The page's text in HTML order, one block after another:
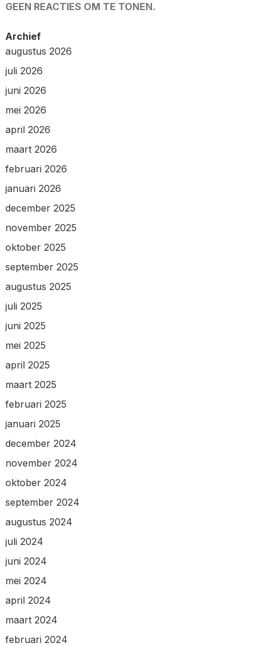
GEEN REACTIES OM TE TONEN.
Archief
augustus 2026
juli 2026
juni 2026
mei 2026
april 2026
maart 2026
februari 2026
januari 2026
december 2025
november 2025
oktober 2025
september 2025
augustus 2025
juli 2025
juni 2025
mei 2025
april 2025
maart 2025
februari 2025
januari 2025
december 2024
november 2024
oktober 2024
september 2024
augustus 2024
juli 2024
juni 2024
mei 2024
april 2024
maart 2024
februari 2024